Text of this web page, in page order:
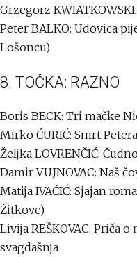
Grzegorz
Peter BALKO: Udovica
Lošoncu)
8. TOČKA: RAZNO
Boris BECK: Tri mačke
Mirko ĆURIĆ: Smrt
Željka LOVRENČIĆ:
Damir VUJNOVAC: Naš
Matija IVAČIĆ: Sjajan
Žitkove)
Livija REŠKOVAC: Priča
svagdašnja